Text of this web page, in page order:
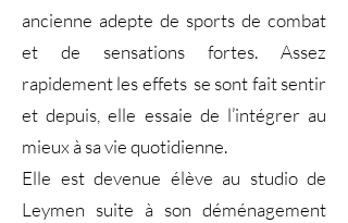
ancienne adepte de sports de combat
et de sensations fortes. Assez
rapidement les effets se sont fait sentir
et depuis, elle essaie de l’intégrer au
mieux à sa vie quotidienne.
Elle est devenue élève au studio de
Leymen suite à son déménagement